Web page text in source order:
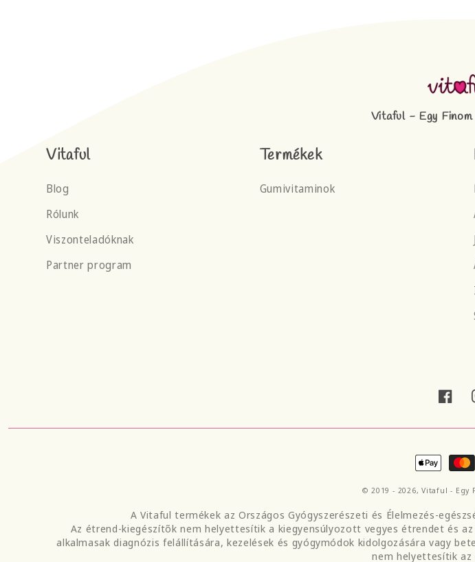
Vitaful - Egy Finom
Vitaful
Blog
Rólunk
Viszonteladóknak
Partner program
Termékek
Gumivitaminok
Fizetési
© 2019 - 2026,Vitaful - Egy
A Vitaful termékek az Országos Gyógyszerészeti és Élelmezés-
Az étrend-kiegészítők nem helyettesítik a kiegyensúlyozott vegyes étrendet és
alkalmasak diagnózis felállítására, kezelések és gyógymódok kidolgozására vagy
nem helyettesítik az